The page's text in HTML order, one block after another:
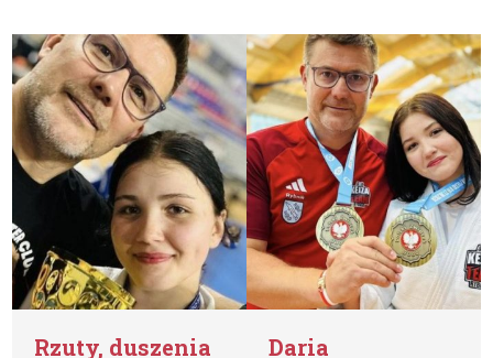
Rzuty, duszenia
Daria